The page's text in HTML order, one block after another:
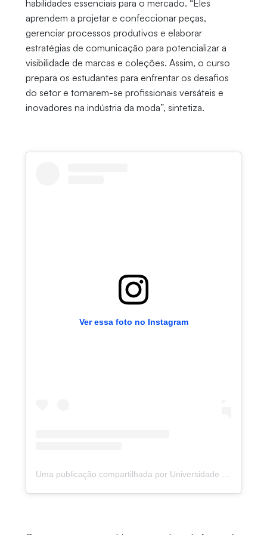
habilidades essenciais para o mercado. “Eles
aprendem a projetar e confeccionar peças,
gerenciar processos produtivos e elaborar
estratégias de comunicação para potencializar a
visibilidade de marcas e coleções. Assim, o curso
prepara os estudantes para enfrentar os desafios
do setor e tornarem-se profissionais versáteis e
inovadores na indústria da moda”, sintetiza.
Ver essa foto no Instagram
Uma publicação compartilhada por Universidade de Fortaleza (@uniforcomunica)